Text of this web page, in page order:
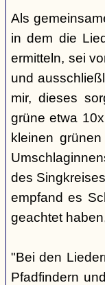
Als
in dem die
ermitteln, sei
und
mir, dieses
grüne etwa
kleinen
des
empfand es
geachtet
"Bei den
Pfadfindern